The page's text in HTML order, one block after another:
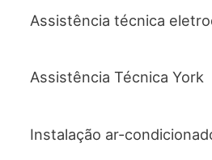
Assistência técnica
Assistência Técnica York
Instalação ar-